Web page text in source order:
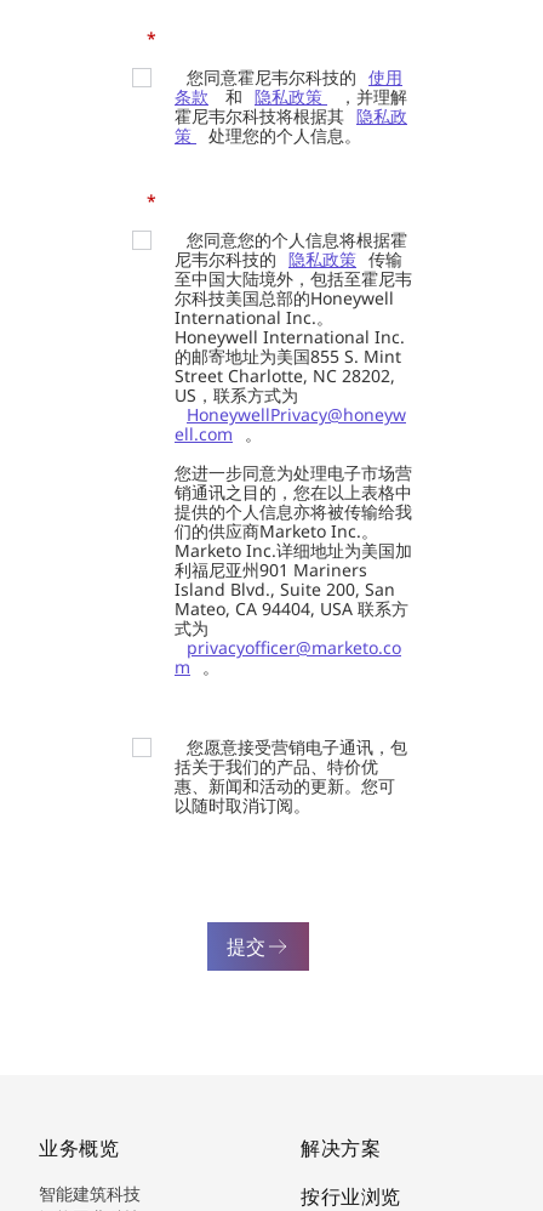
*
您同意霍尼韦尔科技的 使用
条款
和 隐私政策
，并理解
霍尼韦尔科技将根据其 隐私政
策
处理您的个人信息。
*
您同意您的个人信息将根据霍
尼韦尔科技的 隐私政策 传输
至中国大陆境外，包括至霍尼韦
尔科技美国总部的Honeywell
International Inc.。
Honeywell International Inc.
的邮寄地址为美国855 S. Mint
Street Charlotte, NC 28202,
US，联系方式为
HoneywellPrivacy@honeyw
ell.com
。
您进一步同意为处理电子市场营
销通讯之目的，您在以上表格中
提供的个人信息亦将被传输给我
们的供应商Marketo Inc.。
Marketo Inc.详细地址为美国加
利福尼亚州901 Mariners
Island Blvd., Suite 200, San
Mateo, CA 94404, USA 联系方
式为
privacyofficer@marketo.co
m 。
您愿意接受营销电子通讯，包
括关于我们的产品、特价优
惠、新闻和活动的更新。您可
以随时取消订阅。
提交
业务概览
智能建筑科技
解决方案
按行业浏览